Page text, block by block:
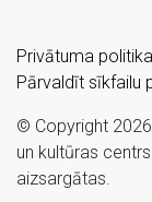
Privātuma politika
Pārvaldīt sīkfailu
© Copyright
un kultūras
aizsargātas.